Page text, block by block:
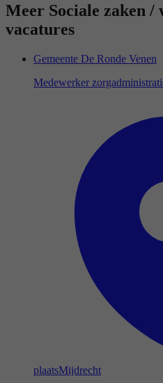
Meer Sociale zaken /
vacatures
Gemeente De Ronde Venen
Medewerker
plaatsMijdrecht